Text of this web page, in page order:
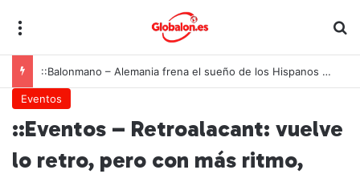
::Balonmano – Alemania frena el sueño de los Hispanos Juveniles, que lucharán ahora por el bronce europeo
Eventos
::Eventos – Retroalacant: vuelve
lo retro, pero con más ritmo,